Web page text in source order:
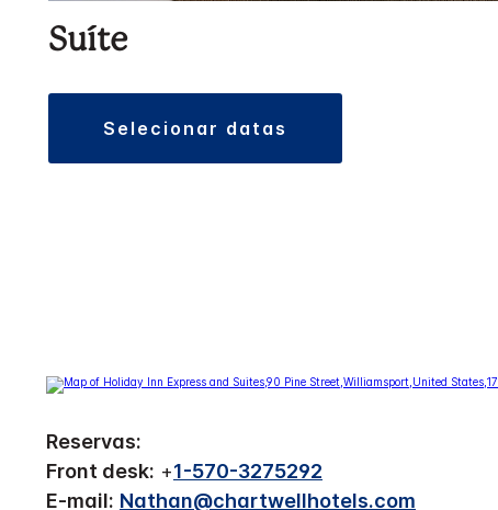
Suíte
selecionar datas
Reservas:
Front desk: +1-570-3275292
E-mail: Nathan@chartwellhotels.com